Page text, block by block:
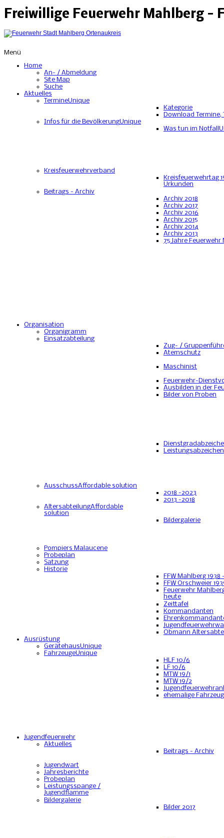
Freiwillige Feuerwehr Mahlberg -
Menü
Home
An- / Abmeldung
Site Map
Suche
Aktuelles
TermineUnique
Kategorie
Download Termine,
Infos für die BevölkerungUnique
Was tun im Notfall
Kreisfeuerwehrverband
Kreisfeuerwehrtag
Urkunden
Beitrags - Archiv
Archiv 2018
Archiv 2017
Archiv 2016
Archiv 2015
Archiv 2014
Archiv 2013
75 Jahre Feuerwehr
Organisation
Organigramm
Einsatzabteilung
Zug- /
Atemschutz
Maschinist
Feuerwehr-
Ausbilden in der
Bilder von Proben
Leistungsabzeichen
AusschussAffordable solution
2018 -2023
2013 -2018
AltersabteilungAffordable
solution
Bildergalerie
Pompiers Malaucene
Probeplan
Satzung
Historie
FFW Mahlberg 1938
FFW Orschweier
Feuerwehr
heute
Zeittafel
Kommandanten
Obmann
Ausrüstung
GerätehausUnique
FahrzeugeUnique
HLF 10/6
LF 10/6
MTW 19/1
MTW 19/2
ehemalige
Jugendfeuerwehr
Aktuelles
Beitrags - Archiv
Jugendwart
Jahresberichte
Probeplan
Leistungsspange /
Jugendflamme
Bildergalerie
Bilder 2017